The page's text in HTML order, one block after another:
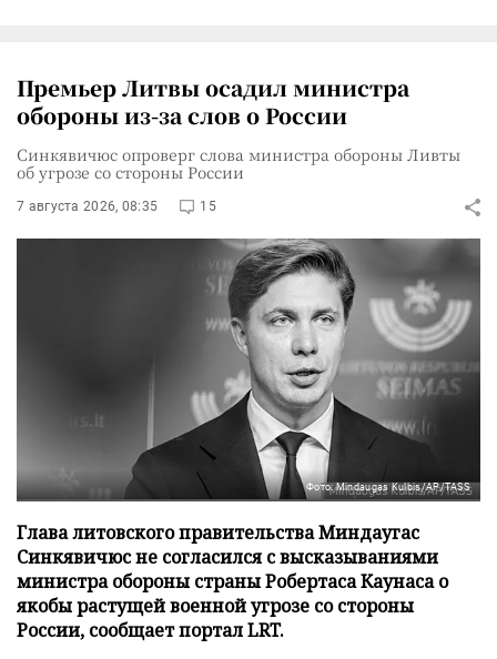
Премьер Литвы осадил министра
обороны из-за слов о России
Синкявичюс опроверг слова министра обороны Ливты
об угрозе со стороны России
7 августа 2026, 08:35 15
Фото: Mindaugas Kulbis/AP/TASS
Глава литовского правительства Миндаугас
Синкявичюс не согласился с высказываниями
министра обороны страны Робертаса Каунаса о
якобы растущей военной угрозе со стороны
России, сообщает портал LRT.